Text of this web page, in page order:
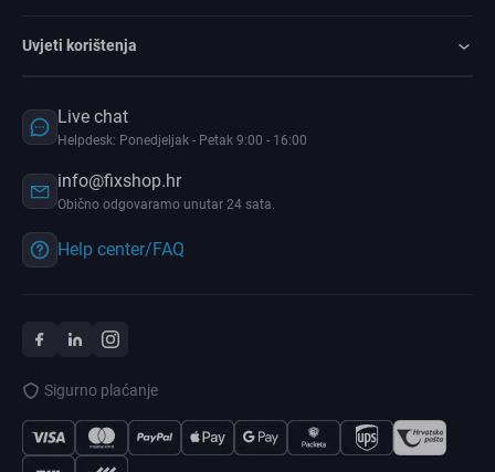
Uvjeti korištenja
Live chat
Helpdesk: Ponedjeljak - Petak 9:00 - 16:00
info@fixshop.hr
Obično odgovaramo unutar 24 sata.
Help center/FAQ
Sigurno plaćanje